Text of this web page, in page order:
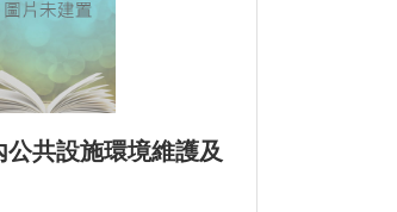
公共設施環境維護及